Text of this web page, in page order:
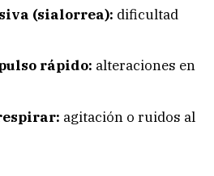
(sialorrea): dificultad
rápido: alteraciones en
agitación o ruidos al